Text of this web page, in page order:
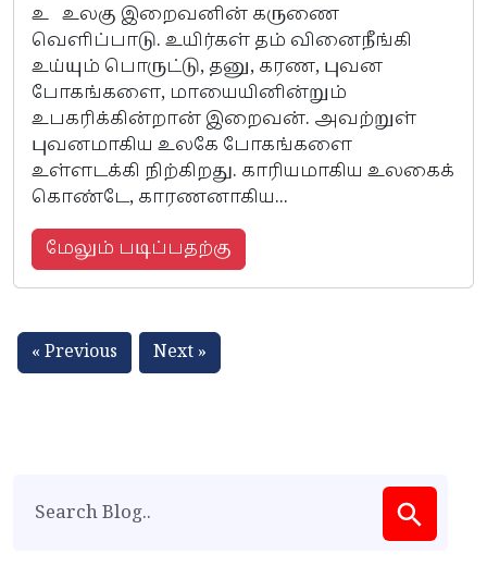
உ உலகு இறைவனின் கருணை
வெளிப்பாடு. உயிர்கள் தம் வினைநீங்கி
உய்யும் பொருட்டு, தனு, கரண, புவன
போகங்களை, மாயையினின்றும்
உபகரிக்கின்றான் இறைவன். அவற்றுள்
புவனமாகிய உலகே போகங்களை
உள்ளடக்கி நிற்கிறது. காரியமாகிய உலகைக்
கொண்டே, காரணனாகிய...
மேலும் படிப்பதற்கு
« Previous Next »